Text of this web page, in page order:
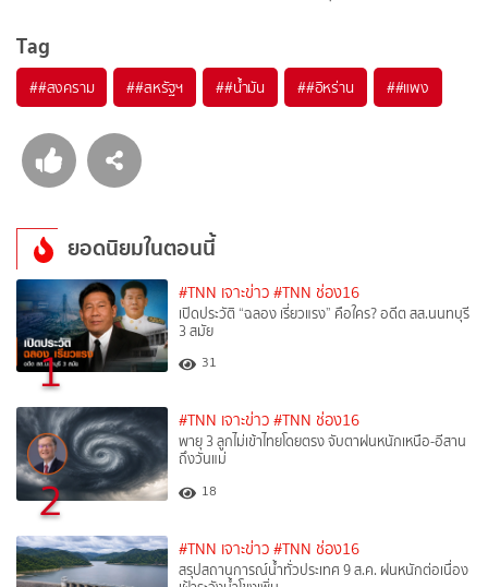
Tag
##สงคราม ##สหรัฐฯ ##น้ำมัน ##อิหร่าน ##แพง
ยอดนิยมในตอนนี้
1
#TNN เจาะข่าว #TNN ช่อง16
เปิดประวัติ “ฉลอง เรี่ยวแรง” คือใคร? อดีต สส.นนทบุรี
3 สมัย
31
2
#TNN เจาะข่าว #TNN ช่อง16
พายุ 3 ลูกไม่เข้าไทยโดยตรง จับตาฝนหนักเหนือ-อีสาน
ถึงวันแม่
18
#TNN เจาะข่าว #TNN ช่อง16
สรุปสถานการณ์น้ำทั่วประเทศ 9 ส.ค. ฝนหนักต่อเนื่อง